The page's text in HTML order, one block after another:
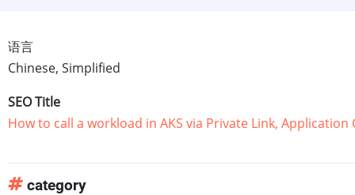
语言
Chinese, Simplified
SEO Title
How to call a workload in AKS via Private Link,
category